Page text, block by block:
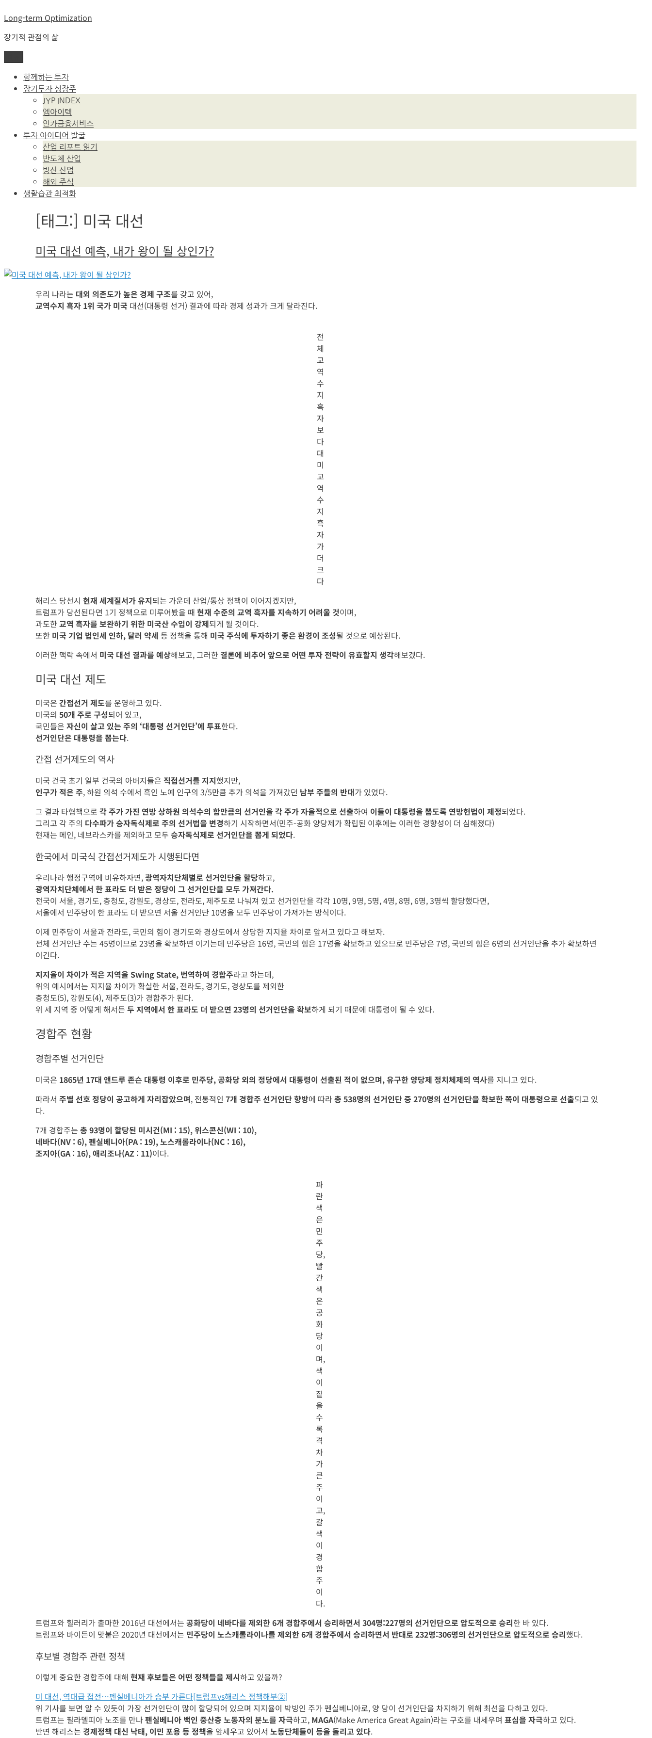
텐
츠
로
Long-term Optimization
장기적 관점의 삶
함께하는 투자
장기투자 성장주
JYP INDEX
엠아이텍
인카금융서비스
투자 아이디어 발굴
산업 리포트 읽기
반도체 산업
방산 산업
해외 주식
생활습관 최적화
[태그:] 미국 대선
미국 대선 예측, 내가 왕이 될 상인가?
우리 나라는 대외 의존도가 높은 경제 구조를 갖고 있어,
교역수지 흑자 1위 국가 미국 대선(대통령 선거) 결과에 따라 경제 성과가 크게 달라진다.
전
체
교
역
수
지
흑
자
보
다
대
미
교
역
수
지
흑
자
가
더
크
다
해리스 당선시현재 세계질서가 유지되는 가운데 산업/통상 정책이 이어지겠지만,
트럼프가 당선된다면 1기 정책으로 미루어봤을 때현재 수준의 교역 흑자를 지속하기 어려울 것이며,
과도한교역 흑자를 보완하기 위한 미국산 수입이 강제되게 될 것이다.
또한 미국 기업 법인세 인하, 달러 약세등 정책을 통해 미국 주식에 투자하기 좋은 환경이 조성될 것으로 예상된다.
이러한 맥락 속에서 미국 대선 결과를 예상해보고, 그러한 결론에 비추어 앞으로 어떤 투자 전략이 유효할지 생각해보겠다.
미국 대선 제도
미국은간접선거 제도를 운영하고 있다.
미국의50개 주로 구성되어 있고,
국민들은자신이 살고 있는 주의 ‘대통령 선거인단’에 투표한다.
선거인단은 대통령을 뽑는다.
간접 선거제도의 역사
미국 건국 초기 일부 건국의 아버지들은 직접선거를 지지했지만,
인구가 적은 주, 하원 의석 수에서 흑인 노예 인구의 3/5만큼 추가 의석을 가져갔던 남부 주들의 반대가 있었다.
그 결과 타협책으로각 주가 가진 연방 상하원 의석수의 합만큼의 선거인을 각 주가 자율적으로 선출하여 이들이 대통령을 뽑도록 연방헌법이 제정되었다.
그리고 각 주의 다수파가 승자독식제로 주의 선거법을 변경하기 시작하면서(민주-공화 양당제가 확립된 이후에는 이러한 경향성이 더 심해졌다)
현재는 메인, 네브라스카를 제외하고 모두승자독식제로 선거인단을 뽑게 되었다.
한국에서 미국식 간접선거제도가 시행된다면
우리나라 행정구역에 비유하자면,광역자치단체별로 선거인단을 할당하고,
광역자치단체에서 한 표라도 더 받은 정당이 그 선거인단을 모두 가져간다.
전국이 서울, 경기도, 충청도, 강원도, 경상도, 전라도, 제주도로 나눠져 있고 선거인단을 각각 10명, 9명, 5명, 4명, 8명, 6명, 3명씩 할당했다면,
서울에서 민주당이 한 표라도 더 받으면 서울 선거인단 10명을 모두 민주당이 가져가는 방식이다.
이제 민주당이 서울과 전라도, 국민의 힘이 경기도와 경상도에서 상당한 지지율 차이로 앞서고 있다고 해보자.
전체 선거인단 수는 45명이므로 23명을 확보하면 이기는데 민주당은 16명, 국민의 힘은 17명을 확보하고 있으므로 민주당은 7명, 국민의 힘은 6명의 선거인단을 추가 확보하면
이긴다.
지지율이 차이가 적은 지역을 Swing State, 번역하여 경합주라고 하는데,
위의 예시에서는 지지율 차이가 확실한 서울, 전라도, 경기도, 경상도를 제외한
충청도(5), 강원도(4), 제주도(3)가 경합주가 된다.
위 세 지역 중 어떻게 해서든두 지역에서 한 표라도 더 받으면 23명의 선거인단을 확보하게 되기 때문에 대통령이 될 수 있다.
경합주 현황
경합주별 선거인단
미국은 1865년 17대 앤드루 존슨 대통령 이후로 민주당, 공화당 외의 정당에서 대통령이 선출된 적이 없으며, 유구한 양당제 정치체제의 역사를 지니고 있다.
따라서주별 선호 정당이 공고하게 자리잡았으며, 전통적인7개 경합주 선거인단 향방에 따라총 538명의 선거인단 중 270명의 선거인단을 확보한 쪽이 대통령으로 선출되고 있
다.
7개 경합주는총 93명이 할당된 미시건(MI : 15), 위스콘신(WI : 10),
네바다(NV : 6), 펜실베니아(PA : 19), 노스캐롤라이나(NC : 16),
조지아(GA : 16), 애리조나(AZ : 11)이다.
파
란
색
은
민
주
당,
빨
간
색
은
공
화
당
이
며,
색
이
짙
을
수
록
격
차
가
큰
주
이
고,
갈
색
이
경
합
주
이
다.
트럼프와 힐러리가 출마한 2016년 대선에서는공화당이 네바다를 제외한 6개 경합주에서 승리하면서 304명:227명의 선거인단으로 압도적으로 승리한 바 있다.
트럼프와 바이든이 맞붙은 2020년 대선에서는 민주당이 노스캐롤라이나를 제외한 6개 경합주에서 승리하면서 반대로 232명:306명의 선거인단으로 압도적으로 승리했다.
후보별 경합주 관련 정책
이렇게 중요한 경합주에 대해현재 후보들은 어떤 정책들을 제시하고 있을까?
미 대선, 역대급 접전…펜실베니아가 승부 가른다[트럼프vs해리스 정책해부②]
위 기사를 보면 알 수 있듯이 가장 선거인단이 많이 할당되어 있으며 지지율이 박빙인 주가 펜실베니아로, 양 당이 선거인단을 차지하기 위해 최선을 다하고 있다.
트럼프는 필라델피아 노조를 만나펜실베니아 백인 중산층 노동자의 분노를 자극하고, MAGA(Make America Great Again)라는 구호를 내세우며표심을 자극하고 있다.
반면 해리스는 경제정책 대신 낙태, 이민 포용 등 정책을 앞세우고 있어서노동단체들이 등을 돌리고 있다.